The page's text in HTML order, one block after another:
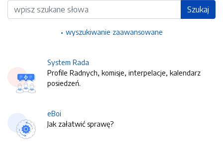
Wyszukiwarka Szukaj
wyszukiwanie zaawansowane
System Rada
Profile Radnych, komisje, interpelacje, kalendarz
posiedzeń.
eBoi
Jak załatwić sprawę?